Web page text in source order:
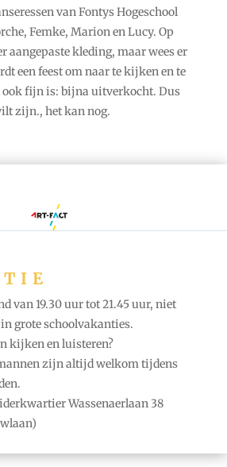
van Fontys Hogeschool
Femke, Marion en Lucy. Op
aangepaste kleding, maar wees er
een feest om naar te kijken en te
ook fijn is: bijna uitverkocht. Dus
zijn., het kan nog.
van 19.30 uur tot 21.45 uur, niet
grote schoolvakanties.
kijken en luisteren?
zijn altijd welkom tijdens
Wassenaerlaan 38